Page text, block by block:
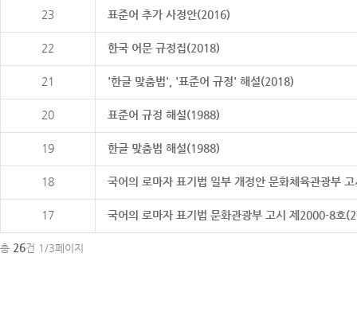
23 표준어 추가 사정안(2016)
22 한국 어문 규정집(2018)
21 '한글 맞춤법', '표준어 규정' 해설(2018)
20 표준어 규정 해설(1988)
19 한글 맞춤법 해설(1988)
18 국어의 로마자 표기법 일부 개정안 문화체육관광부
17 국어의 로마자 표기법 문화관광부 고시 제2000-8호
총 26건 1/3페이지